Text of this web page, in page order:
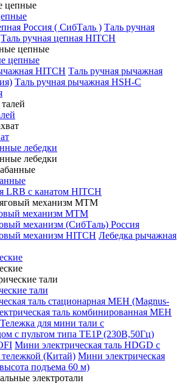
Россия ( СибТаль ) Таль ручная
Таль ручная цепная HITCH
цепные
HITCH Таль ручная рычажная
Таль ручная рычажная HSH-C
лебедки
лебедки
LRB с канатом HITCH
механизм МТМ
механизм (СибТаль) Россия
механизм HITCH Лебедка рычажная
тали
таль стационарная МЕН (Magnus-
таль комбинированная МЕН
Тележка для мини тали с
с пультом типа TE1P (230В,50Гц)
Мини электрическая таль HDGD с
тележкой (Китай) Мини электрическая
подъема 60 м)